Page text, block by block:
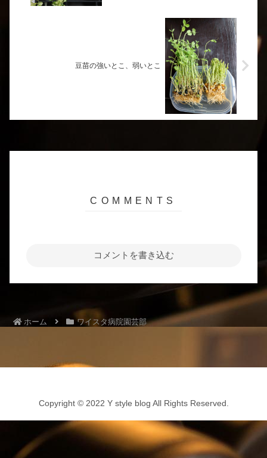
豆苗の強いとこ、弱いとこ
コメントを書き込む
ホーム ワイスタ病院園芸部
Copyright © 2022 Y style blog All Rights Reserved.